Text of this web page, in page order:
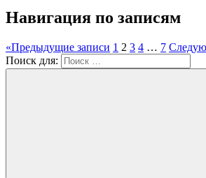
Навигация по записям
«Предыдущие записи 1 2 3 4 … 7
Поиск для: